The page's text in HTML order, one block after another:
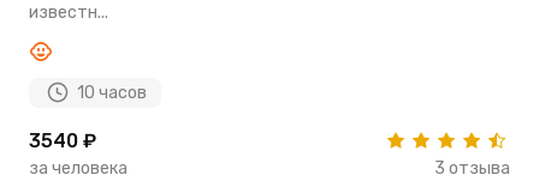
известн...
10 часов
3540 ₽
за человека 3 отзыва